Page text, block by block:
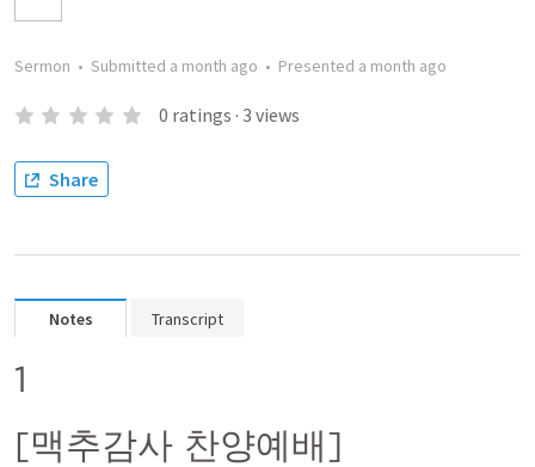
Sermon • Submitted a month ago • Presented a month ago
0 ratings · 3 views
Share
Notes Transcript
1
[맥추감사 찬양예배]